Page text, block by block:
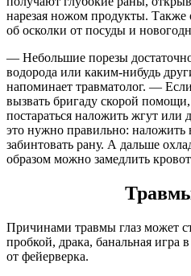
нарезая ножом продукты. Также
об осколки от посуды и
— Небольшие порезы
водорода или каким-нибудь
напоминает травматолог. —
вызвать бригаду скорой
постараться наложить жгут или
это нужно правильно: наложить
забинтовать рану. А дальше
образом можно замедлить
Причинами травмы глаз может
пробкой, драка, банальная игра
от фейерверка.